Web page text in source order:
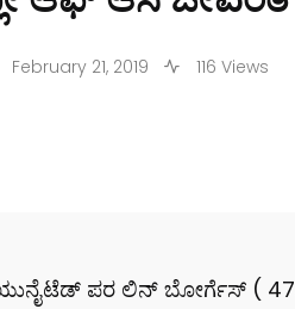
February 21, 2019 116 Views
ಪರ ಲಿನ್ ಬೋರ್ಗೆಸ್ (